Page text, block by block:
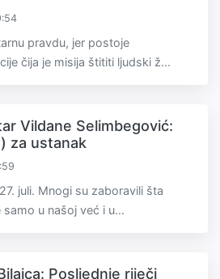
pravdu, jer postoje
čija je misija štititi ljudski ž...
Vildane Selimbegović:
za ustanak
juli. Mnogi su zaboravili šta
u našoj već i u...
Posljednje riječi